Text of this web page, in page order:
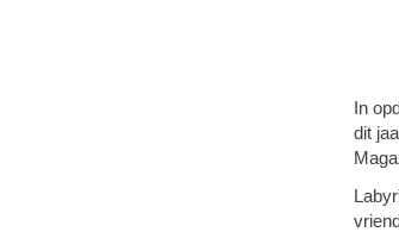
In
dit